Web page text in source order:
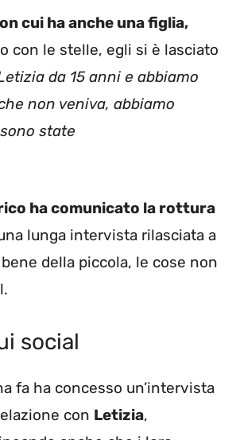
cui ha anche una figlia,
con le stelle, egli si è lasciato
da 15 anni e abbiamo
non veniva, abbiamo
state
ha comunicato la rottura
lunga intervista rilasciata a
della piccola, le cose non
social
fa ha concesso un’intervista
con Letizia,